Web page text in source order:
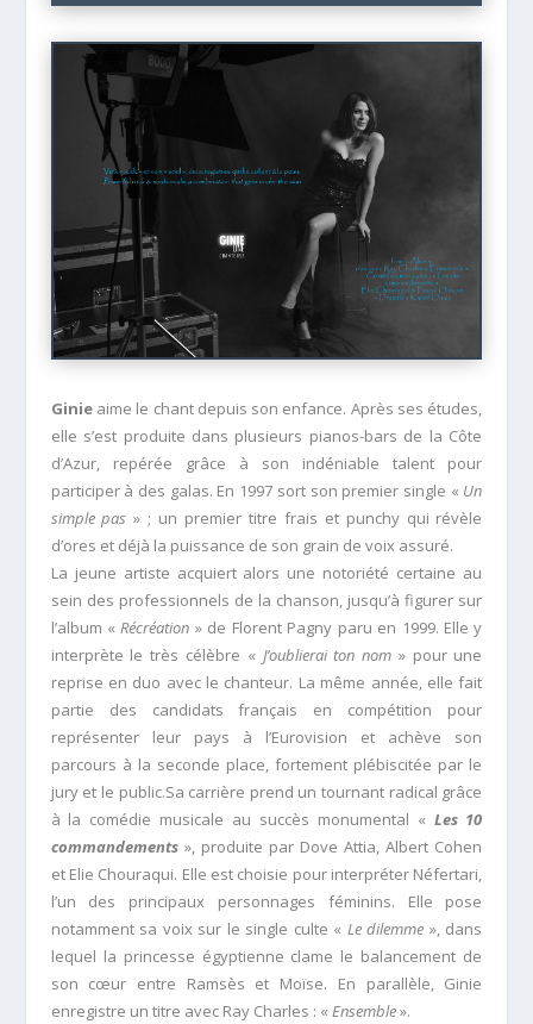
Ginie aime le chant depuis son enfance. Après ses études,
elle s’est produite dans plusieurs pianos-bars de la Côte
d’Azur, repérée grâce à son indéniable talent pour
participer à des galas. En 1997 sort son premier single « Un
simple pas » ; un premier titre frais et punchy qui révèle
d’ores et déjà la puissance de son grain de voix assuré.
La jeune artiste acquiert alors une notoriété certaine au
sein des professionnels de la chanson, jusqu’à figurer sur
l’album «Récréation » de Florent Pagny paru en 1999. Elle y
interprète le très célèbre « J’oublierai ton nom » pour une
reprise en duo avec le chanteur. La même année, elle fait
partie des candidats français en compétition pour
représenter leur pays à l’Eurovision et achève son
parcours à la seconde place, fortement plébiscitée par le
jury et le public.Sa carrière prend un tournant radical grâce
à la comédie musicale au succès monumental « Les 10
commandements», produite par Dove Attia, Albert Cohen
et Elie Chouraqui. Elle est choisie pour interpréter Néfertari,
l’un des principaux personnages féminins. Elle pose
notamment sa voix sur le single culte « Le dilemme », dans
lequel la princesse égyptienne clame le balancement de
son cœur entre Ramsès et Moïse. En parallèle, Ginie
enregistre un titre avec Ray Charles : « Ensemble».